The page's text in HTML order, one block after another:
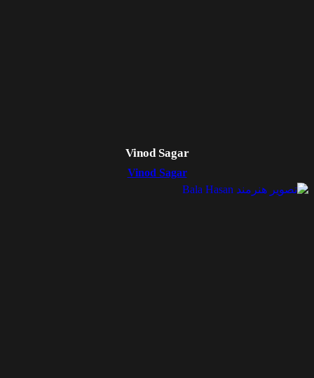
Vinod Sagar
Vinod Sagar